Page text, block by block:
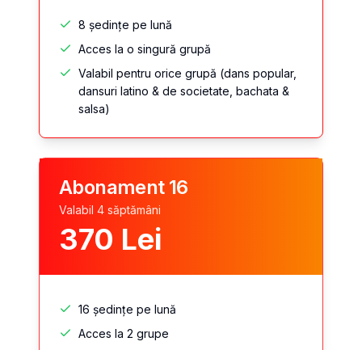
8 ședințe pe lună
Acces la o singură grupă
Valabil pentru orice grupă (dans popular,
dansuri latino & de societate, bachata &
salsa)
Abonament 16
Valabil 4 săptămâni
370 Lei
16 ședințe pe lună
Acces la 2 grupe